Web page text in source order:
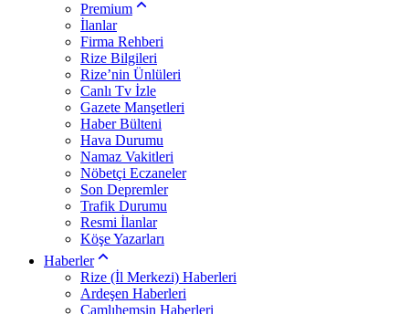
Premium
İlanlar
Firma Rehberi
Rize Bilgileri
Rize’nin Ünlüleri
Canlı Tv İzle
Gazete Manşetleri
Haber Bülteni
Hava Durumu
Namaz Vakitleri
Nöbetçi Eczaneler
Son Depremler
Trafik Durumu
Resmi İlanlar
Köşe Yazarları
Haberler
Rize (İl Merkezi) Haberleri
Ardeşen Haberleri
Çamlıhemşin Haberleri